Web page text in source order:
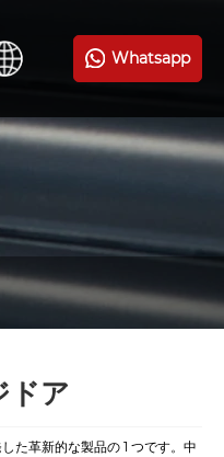
Whatsapp
ドア
た革新的な製品の 1 つです。中